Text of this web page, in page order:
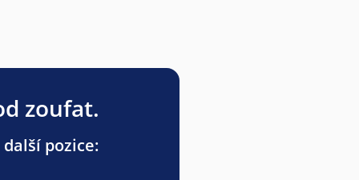
zoufat.
pozice: